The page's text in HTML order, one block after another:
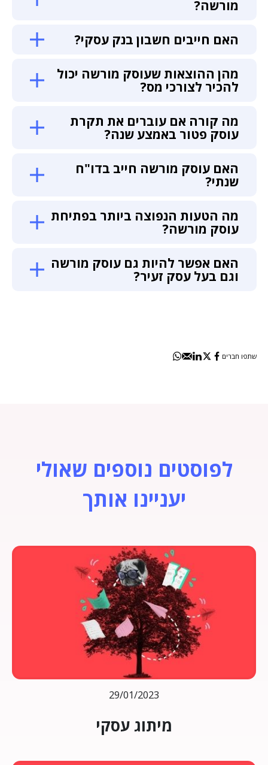
מורשה?
האם חייבים חשבון בנק עסקי?
מהן ההוצאות שעוסק מורשה יכול
להכיר לצורכי מס?
מה קורה אם עוברים את תקרת
עוסק פטור באמצע שנה?
האם עוסק מורשה חייב בדו"ח
שנתי?
מה הטעות הנפוצה ביותר בפתיחת
עוסק מורשה?
האם אפשר להיות גם עוסק מורשה
וגם בעל עסק זעיר?
שתפו חברים
לפוסטים נוספים שאולי
יעניינו אותך
29/01/2023
מיתוג עסקי